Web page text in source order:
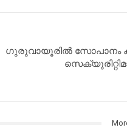
ഗുരുവായൂരിൽ സോപാനം